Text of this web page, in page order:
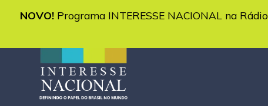
NOVO! Programa INTERESSE NACIONAL na